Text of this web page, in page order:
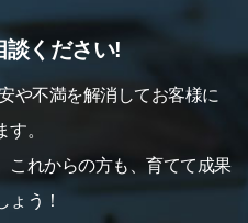
談ください!
や不満を解消してお客様に
。
これからの方も、育てて成果
ょう！